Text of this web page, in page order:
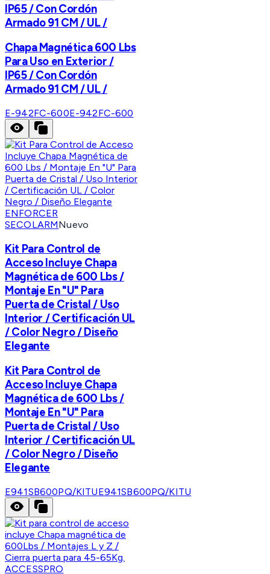
IP65 / Con Cordón
Armado 91 CM / UL /
Chapa Magnética 600 Lbs
Para Uso en Exterior /
IP65 / Con Cordón
Armado 91 CM / UL /
E-942FC-600E-942FC-600
ENFORCER
SECOLARMNuevo
Kit Para Control de
Acceso Incluye Chapa
Magnética de 600 Lbs /
Montaje En "U" Para
Puerta de Cristal / Uso
Interior / Certificación UL
/ Color Negro / Diseño
Elegante
Kit Para Control de
Acceso Incluye Chapa
Magnética de 600 Lbs /
Montaje En "U" Para
Puerta de Cristal / Uso
Interior / Certificación UL
/ Color Negro / Diseño
Elegante
E941SB600PQ/KITUE941SB600PQ/KITU
ACCESSPRO